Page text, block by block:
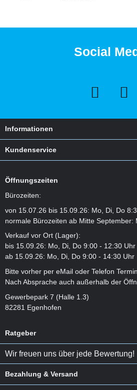
Social
Informationen
Kundenservice
Öffnungszeiten
Bürozeiten:
von 15.07.26 bis 15.09.26: Mo, Di, Do
normale Bürozeiten ab Mitte September:
Verkauf vor Ort (Lager):
bis 15.09.26: Mo, Di, Do 9:00 - 12:30 Uhr
ab 15.09.26: Mo, Di, Do 9:00 - 14:30 Uhr
Bitte vorher per eMail oder Telefon
Nach Absprache auch außerhalb der
Gewerbepark 7 (Halle 1.3)
82281 Egenhofen
Ratgeber
Wir freuen uns über jede Bewertung!
Bezahlung & Versand